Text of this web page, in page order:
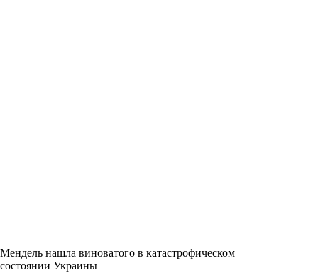
Мендель нашла виноватого в катастрофическом
состоянии Украины